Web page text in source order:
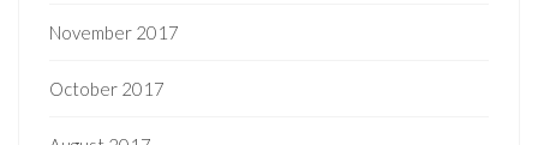
November 2017
October 2017